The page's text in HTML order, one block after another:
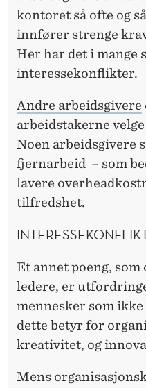
kontoret så ofte og
innfører strenge
Her har det i mange
interessekonflikter.
Andre arbeidsgivere
arbeidstakerne
Noen arbeidsgivere
fjernarbeid – som
lavere
tilfredshet.
Et annet poeng, som
ledere, er
mennesker som
dette betyr for
kreativitet, og
Mens